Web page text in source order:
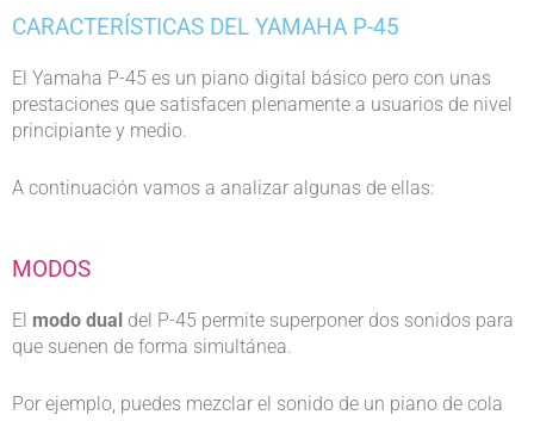
CARACTERÍSTICAS DEL YAMAHA P-45
El Yamaha P-45 es un piano digital básico pero con unas
prestaciones que satisfacen plenamente a usuarios de nivel
principiante y medio.
A continuación vamos a analizar algunas de ellas:
MODOS
El modo dual del P-45 permite superponer dos sonidos para
que suenen de forma simultánea.
Por ejemplo, puedes mezclar el sonido de un piano de cola